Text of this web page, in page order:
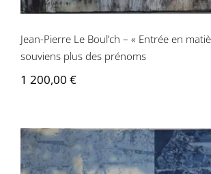
Jean-Pierre Le Boul’ch – « Entrée en
souviens plus des prénoms
1 200,00 €